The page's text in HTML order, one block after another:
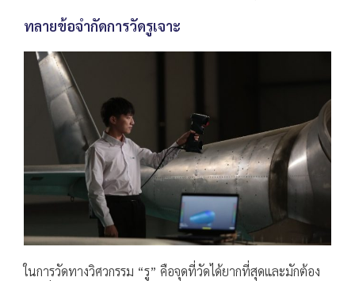
ทลายข้อจำกัดการวัดรูเจาะ
ในการวัดทางวิศวกรรม “รู” คือจุดที่วัดได้ยากที่สุดและมักต้อง